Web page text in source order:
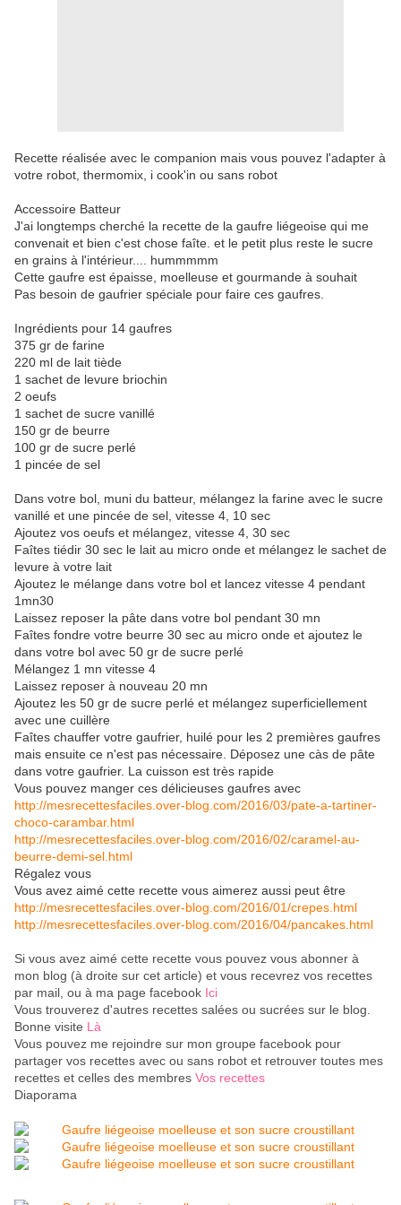
Recette réalisée avec le companion mais vous pouvez l'adapter à
votre robot, thermomix, i cook'in ou sans robot
Accessoire Batteur
J'ai longtemps cherché la recette de la gaufre liégeoise qui me
convenait et bien c'est chose faîte. et le petit plus reste le sucre
en grains à l'intérieur.... hummmmm
Cette gaufre est épaisse, moelleuse et gourmande à souhait
Pas besoin de gaufrier spéciale pour faire ces gaufres.
Ingrédients pour 14 gaufres
375 gr de farine
220 ml de lait tiède
1 sachet de levure briochin
2 oeufs
1 sachet de sucre vanillé
150 gr de beurre
100 gr de sucre perlé
1 pincée de sel
Dans votre bol, muni du batteur, mélangez la farine avec le sucre
vanillé et une pincée de sel, vitesse 4, 10 sec
Ajoutez vos oeufs et mélangez, vitesse 4, 30 sec
Faîtes tiédir 30 sec le lait au micro onde et mélangez le sachet de
levure à votre lait
Ajoutez le mélange dans votre bol et lancez vitesse 4 pendant
1mn30
Laissez reposer la pâte dans votre bol pendant 30 mn
Faîtes fondre votre beurre 30 sec au micro onde et ajoutez le
dans votre bol avec 50 gr de sucre perlé
Mélangez 1 mn vitesse 4
Laissez reposer à nouveau 20 mn
Ajoutez les 50 gr de sucre perlé et mélangez superficiellement
avec une cuillère
Faîtes chauffer votre gaufrier, huilé pour les 2 premières gaufres
mais ensuite ce n'est pas nécessaire. Déposez une càs de pâte
dans votre gaufrier. La cuisson est très rapide
Vous pouvez manger ces délicieuses gaufres avec
http://mesrecettesfaciles.over-blog.com/2016/03/pate-a-tartiner-
choco-carambar.html
http://mesrecettesfaciles.over-blog.com/2016/02/caramel-au-
beurre-demi-sel.html
Régalez vous
Vous avez aimé cette recette vous aimerez aussi peut être
http://mesrecettesfaciles.over-blog.com/2016/01/crepes.html
http://mesrecettesfaciles.over-blog.com/2016/04/pancakes.html
Si vous avez aimé cette recette vous pouvez vous abonner à
mon blog (à droite sur cet article) et vous recevrez vos recettes
par mail, ou à ma page facebook Ici
Vous trouverez d'autres recettes salées ou sucrées sur le blog.
Bonne visite Là
Vous pouvez me rejoindre sur mon groupe facebook pour
partager vos recettes avec ou sans robot et retrouver toutes mes
recettes et celles des membres Vos recettes
Diaporama